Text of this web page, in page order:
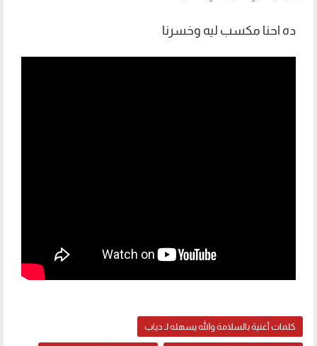
ده احنا مكسب ليه وخسرنا
كلمات أغنية بالسلامة والله يسهله لـ دياب